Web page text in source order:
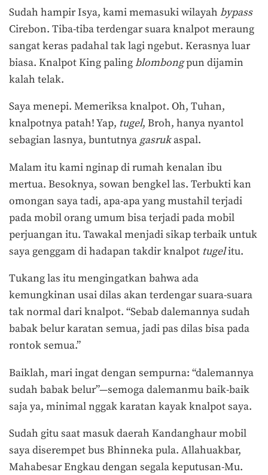
Sudah hampir Isya, kami memasuki wilayah bypass
Cirebon. Tiba-tiba terdengar suara knalpot meraung
sangat keras padahal tak lagi ngebut. Kerasnya luar
biasa. Knalpot King palingblombongpun dijamin
kalah telak.
Saya menepi. Memeriksa knalpot. Oh, Tuhan,
knalpotnya patah! Yap, tugel, Broh, hanya nyantol
sebagian lasnya, buntutnya gasrukaspal.
Malam itu kami nginap di rumah kenalan ibu
mertua. Besoknya, sowan bengkel las. Terbukti kan
omongan saya tadi, apa-apa yang mustahil terjadi
pada mobil orang umum bisa terjadi pada mobil
perjuangan itu. Tawakal menjadi sikap terbaik untuk
saya genggam di hadapan takdir knalpot tugelitu.
Tukang las itu mengingatkan bahwa ada
kemungkinan usai dilas akan terdengar suara-suara
tak normal dari knalpot. “Sebab dalemannya sudah
babak belur karatan semua, jadi pas dilas bisa pada
rontok semua.”
Baiklah, mari ingat dengan sempurna: “dalemannya
sudah babak belur”—semoga dalemanmu baik-baik
saja ya, minimal nggak karatan kayak knalpot saya.
Sudah gitu saat masuk daerah Kandanghaur mobil
saya diserempet bus Bhinneka pula. Allahuakbar,
Mahabesar Engkau dengan segala keputusan-Mu.